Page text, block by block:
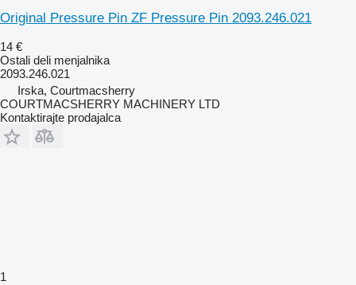
Original Pressure Pin ZF Pressure Pin 2093.246.021
14 €
Ostali deli menjalnika
2093.246.021
Irska, Courtmacsherry
COURTMACSHERRY MACHINERY LTD
Kontaktirajte prodajalca
1